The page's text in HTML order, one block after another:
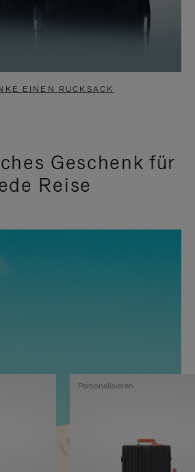
EINEN RUCKSACK
Geschenk für
Reise
Personalisieren